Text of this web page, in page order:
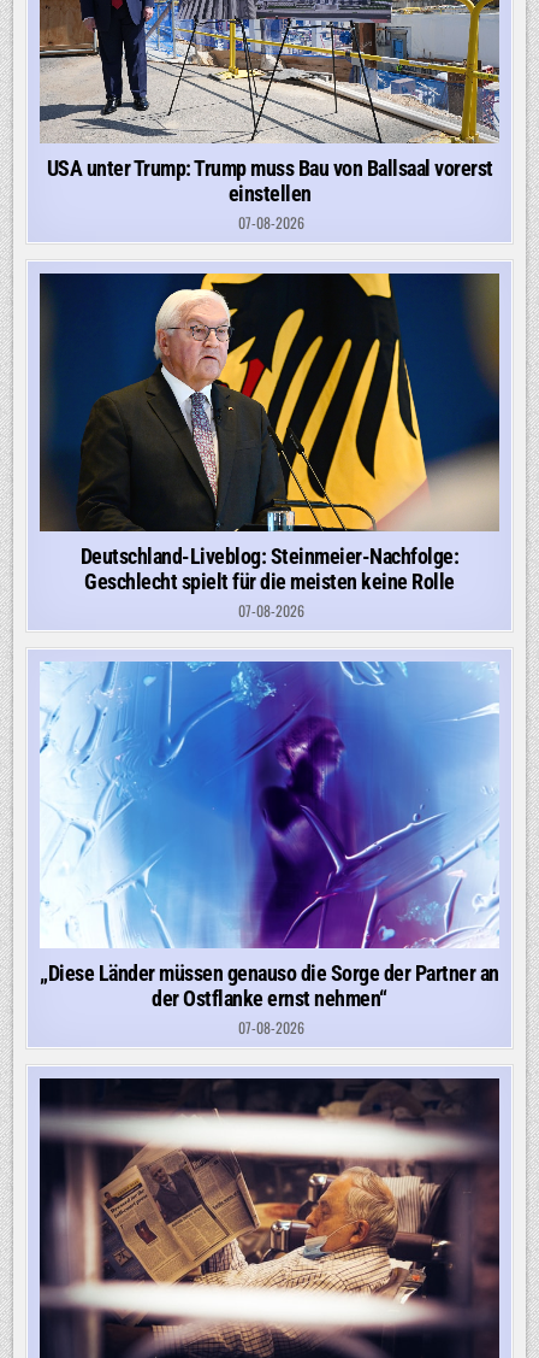
USA unter Trump: Trump muss Bau von Ballsaal vorerst
einstellen
07-08-2026
Deutschland-Liveblog: Steinmeier-Nachfolge:
Geschlecht spielt für die meisten keine Rolle
07-08-2026
„Diese Länder müssen genauso die Sorge der Partner an
der Ostflanke ernst nehmen“
07-08-2026